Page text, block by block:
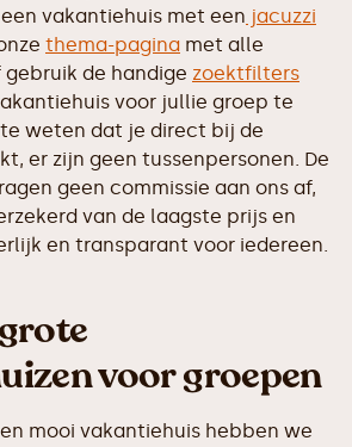
vakantiehuis met een jacuzzi
thema-pagina met alle
de handige zoektfilters
voor jullie groep te
weten dat je direct bij de
er zijn geen tussenpersonen. De
geen commissie aan ons af,
van de laagste prijs en
en transparant voor iedereen.
voor groepen
mooi vakantiehuis hebben we